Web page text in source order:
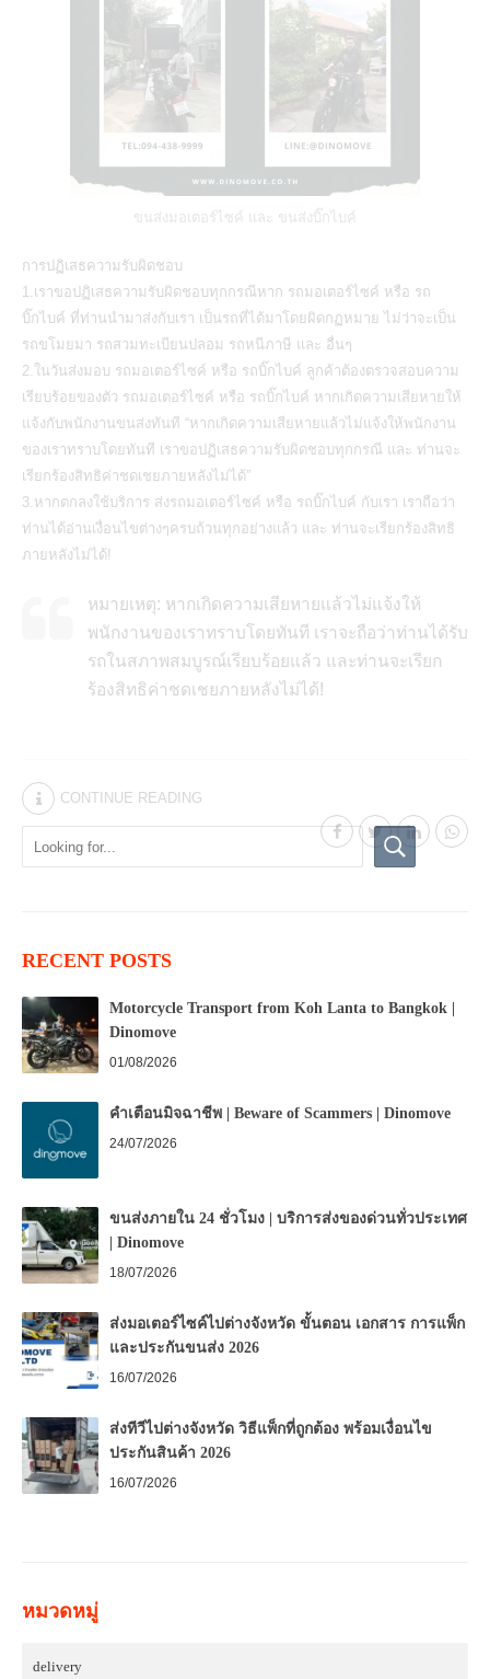
ขนส่งมอเตอร์ไซค์ และ ขนส่งบิ๊กไบค์
การปฏิเสธความรับผิดชอบ‬
1.เราขอปฏิเสธความรับผิดชอบทุกกรณีหาก รถมอเตอร์ไซค์ หรือ รถ
บิ๊กไบค์ ที่ท่านนำมาส่งกับเรา เป็นรถที่ได้มาโดยผิดกฏหมาย ไม่ว่าจะเป็น
รถขโมยมา รถสวมทะเบียนปลอม รถหนีภาษี และ อื่นๆ
2.ในวันส่งมอบ รถมอเตอร์ไซค์ หรือ รถบิ๊กไบค์ ลูกค้าต้องตรวจสอบความ
เรียบร้อยของตัว รถมอเตอร์ไซค์ หรือ รถบิ๊กไบค์ หากเกิดความเสียหายให้
แจ้งกับพนักงานขนส่งทันที “หากเกิดความเสียหายแล้วไม่แจ้งให้พนักงาน
ของเราทราบโดยทันที เราขอปฏิเสธความรับผิดชอบทุกกรณี และ ท่านจะ
เรียกร้องสิทธิค่าชดเชยภายหลังไม่ได้”
3.หากตกลงใช้บริการ ส่งรถมอเตอร์ไซค์ หรือ รถบิ๊กไบค์ กับเรา เราถือว่า
ท่านได้อ่านเงื่อนไขต่างๆครบถ้วนทุกอย่างแล้ว และ ท่านจะเรียกร้องสิทธิ
ภายหลังไม่ได้!
หมายเหตุ: หากเกิดความเสียหายแล้วไม่แจ้งให้
พนักงานของเราทราบโดยทันที เราจะถือว่าท่านได้รับ
รถในสภาพสมบูรณ์เรียบร้อยแล้ว และท่านจะเรียก
ร้องสิทธิค่าชดเชยภายหลังไม่ได้!
CONTINUE READING
RECENT POSTS
Motorcycle Transport from Koh Lanta to Bangkok |
Dinomove
01/08/2026
คำเตือนมิจฉาชีพ | Beware of Scammers | Dinomove
24/07/2026
ขนส่งภายใน 24 ชั่วโมง | บริการส่งของด่วนทั่วประเทศ
| Dinomove
18/07/2026
ส่งมอเตอร์ไซค์ไปต่างจังหวัด ขั้นตอน เอกสาร การแพ็ก
และประกันขนส่ง 2026
16/07/2026
ส่งทีวีไปต่างจังหวัด วิธีแพ็กที่ถูกต้อง พร้อมเงื่อนไข
ประกันสินค้า 2026
16/07/2026
หมวดหมู่
delivery